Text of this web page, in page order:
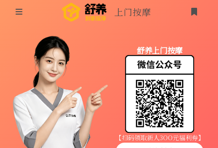
同城按摩
上门按摩
养生按摩
技师入驻
上门按摩
登录
舒养上门按摩
【扫码领取新人3OO元福利券】